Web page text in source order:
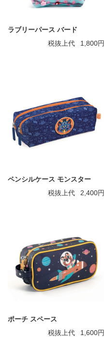
ラブリーパース バード
税抜上代
1,800円
ペンシルケース モンスター
税抜上代
2,400円
ポーチ スペース
税抜上代
1,600円